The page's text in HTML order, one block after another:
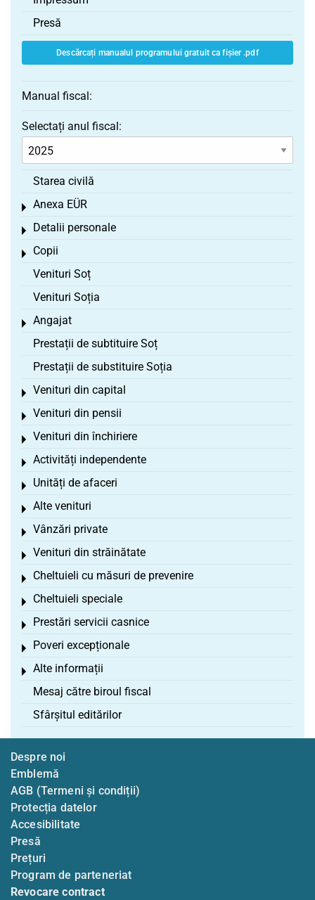
Presă
Descărcați manualul programului gratuit ca fișier .pdf
Manual fiscal:
Selectați anul fiscal:
Starea civilă
Anexa EÜR
Toggle menu
Detalii personale
Toggle menu
Copii
Toggle menu
Venituri Soț
Venituri Soția
Angajat
Toggle menu
Prestații de subtituire Soț
Prestații de substituire Soția
Venituri din capital
Toggle menu
Venituri din pensii
Toggle menu
Venituri din închiriere
Toggle menu
Activități independente
Toggle menu
Unități de afaceri
Toggle menu
Alte venituri
Toggle menu
Vânzări private
Toggle menu
Venituri din străinătate
Toggle menu
Cheltuieli cu măsuri de prevenire
Toggle menu
Cheltuieli speciale
Toggle menu
Prestări servicii casnice
Toggle menu
Poveri excepționale
Toggle menu
Alte informații
Toggle menu
Mesaj către biroul fiscal
Sfârșitul editărilor
Despre noi
Emblemă
AGB (Termeni și condiții)
Protecția datelor
Accesibilitate
Presă
Prețuri
Program de parteneriat
Revocare contract